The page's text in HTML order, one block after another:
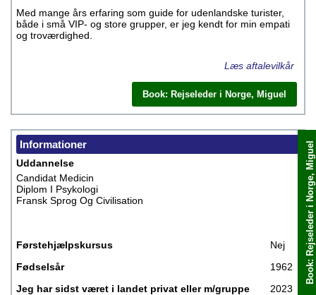
Book: Rejseleder i Norge, Miguel
Book: Rejseleder i Norge, Miguel
Med mange års erfaring som guide for udenlandske turister,
både i små VIP- og store grupper, er jeg kendt for min empati
og troværdighed.
Læs aftalevilkår
Informationer
Uddannelse
Candidat Medicin
Diplom I Psykologi
Fransk Sprog Og Civilisation
Førstehjælpskursus
Nej
Fødselsår
1962
Jeg har sidst været i landet privat eller m/gruppe
2023
Book med det samme